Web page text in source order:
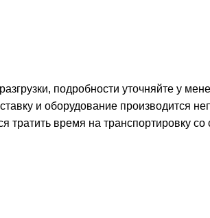
подробности уточняйте у
и оборудование производится
тратить время на транспортировку со